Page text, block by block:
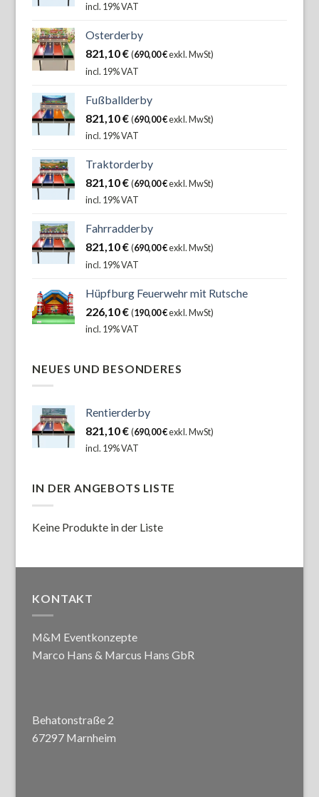
incl. 19% VAT
Osterderby
821,10€ (690,00€exkl. MwSt)
incl. 19% VAT
Fußballderby
821,10€ (690,00€exkl. MwSt)
incl. 19% VAT
Traktorderby
821,10€ (690,00€exkl. MwSt)
incl. 19% VAT
Fahrradderby
821,10€ (690,00€exkl. MwSt)
incl. 19% VAT
Hüpfburg Feuerwehr mit Rutsche
226,10€ (190,00€exkl. MwSt)
incl. 19% VAT
NEUES UND BESONDERES
Rentierderby
821,10€ (690,00€exkl. MwSt)
incl. 19% VAT
IN DER ANGEBOTS LISTE
Keine Produkte in der Liste
KONTAKT
M&M Eventkonzepte
Marco Hans & Marcus Hans GbR
Behatonstraße 2
67297 Marnheim